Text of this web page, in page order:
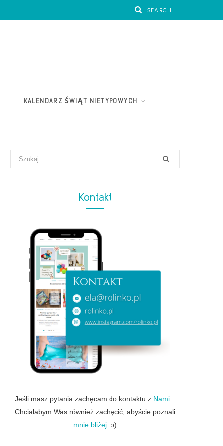
KALENDARZ ŚWIĄT NIETYPOWYCH
Search
for:
Kontakt
Jeśli masz pytania zachęcam do kontaktu z Nami .
Chciałabym Was również zachęcić, abyście poznali
mnie bliżej :o)